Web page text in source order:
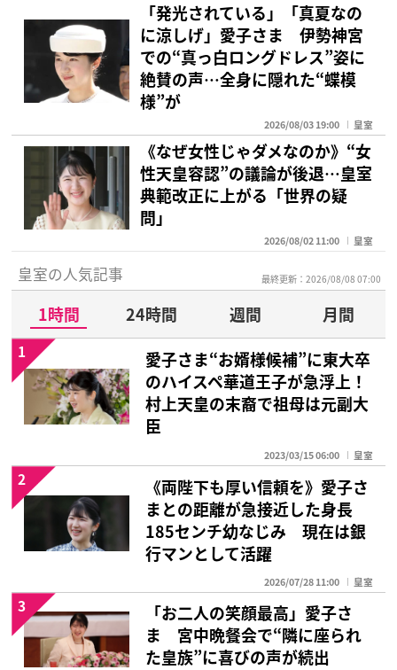
「発光されている」「真夏なの
に涼しげ」愛子さま 伊勢神宮
での“真っ白ロングドレス”姿に
絶賛の声…全身に隠れた“蝶模
様”が
2026/08/03 19:00 皇室
《なぜ女性じゃダメなのか》“女
性天皇容認”の議論が後退…皇室
典範改正に上がる「世界の疑
問」
2026/08/02 11:00 皇室
皇室の人気記事 最終更新：2026/08/08 07:00
1時間 24時間 週間
月間
愛子さま“お婿様候補”に東大卒
のハイスペ華道王子が急浮上！
村上天皇の末裔で祖母は元副大
臣
2023/03/15 06:00 皇室
1
《両陛下も厚い信頼を》愛子さ
まとの距離が急接近した身長
185センチ幼なじみ 現在は銀
行マンとして活躍
2026/07/28 11:00 皇室
2
「お二人の笑顔最高」愛子さ
ま 宮中晩餐会で“隣に座られ
た皇族”に喜びの声が続出
3